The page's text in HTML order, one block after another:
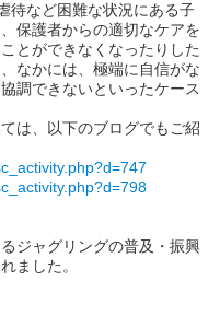
待など困難な状況にある子
保護者からの適切なケアを
とができなくなったりした
なかには、極端に自信がな
調できないといったケース
は、以下のブログでもご紹
ジャグリングの普及・振興
ました。